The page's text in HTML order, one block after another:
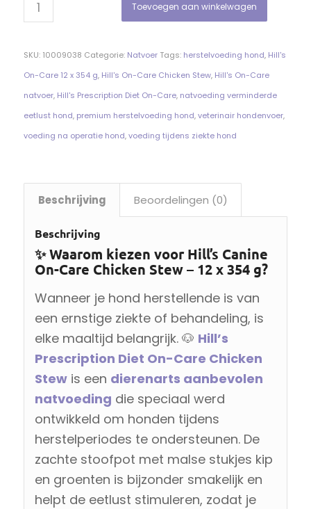
Toevoegen aan winkelwagen
SKU: 10009038 Categorie: Natvoer Tags: herstelvoeding hond, Hill's
On-Care 12 x 354 g, Hill's On-Care Chicken Stew, Hill's On-Care
natvoer, Hill's Prescription Diet On-Care, natvoeding verminderde
eetlust hond, premium herstelvoeding hond,veterinair hondenvoer,
voeding na operatie hond,voeding tijdens ziekte hond
Beschrijving Beoordelingen (0)
Beschrijving
✨ Waarom kiezen voor Hill’s Canine
On-Care Chicken Stew – 12 x 354 g?
Wanneer je hond herstellende is van
een ernstige ziekte of behandeling, is
elke maaltijd belangrijk. 🐶 Hill’s
Prescription Diet On-Care Chicken
Stewis een dierenarts aanbevolen
natvoeding die speciaal werd
ontwikkeld om honden tijdens
herstelperiodes te ondersteunen. De
zachte stoofpot met malse stukjes kip
en groenten is bijzonder smakelijk en
helpt de eetlust stimuleren, zodat je